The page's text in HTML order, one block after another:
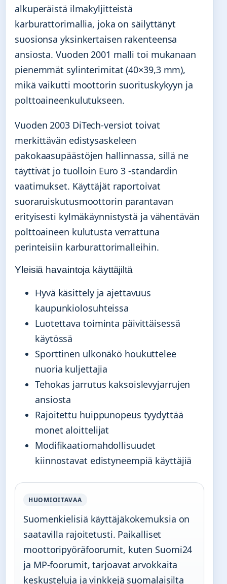
alkuperäistä ilmakyljitteistä
karburattorimallia, joka on säilyttänyt
suosionsa yksinkertaisen rakenteensa
ansiosta. Vuoden 2001 malli toi mukanaan
pienemmät sylinterimitat (40×39,3 mm),
mikä vaikutti moottorin suorituskykyyn ja
polttoaineenkulutukseen.
Vuoden 2003 DiTech-versiot toivat
merkittävän edistysaskeleen
pakokaasupäästöjen hallinnassa, sillä ne
täyttivät jo tuolloin Euro 3 -standardin
vaatimukset. Käyttäjät raportoivat
suoraruiskutusmoottorin parantavan
erityisesti kylmäkäynnistystä ja vähentävän
polttoaineen kulutusta verrattuna
perinteisiin karburattorimalleihin.
Yleisiä havaintoja käyttäjiltä
Hyvä käsittely ja ajettavuus
kaupunkiolosuhteissa
Luotettava toiminta päivittäisessä
käytössä
Sporttinen ulkonäkö houkuttelee
nuoria kuljettajia
Tehokas jarrutus kaksoislevyjarrujen
ansiosta
Rajoitettu huippunopeus tyydyttää
monet aloittelijat
Modifikaatiomahdollisuudet
kiinnostavat edistyneempiä käyttäjiä
HUOMIOITAVAA
Suomenkielisiä käyttäjäkokemuksia on
saatavilla rajoitetusti. Paikalliset
moottoripyöräfoorumit, kuten Suomi24
ja MP-foorumit, tarjoavat arvokkaita
keskusteluja ja vinkkejä suomalaisilta